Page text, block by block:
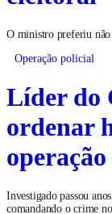
O ministro preferiu
Operação policial
Líder do
ordenar
Investigado passou
comandando o crime